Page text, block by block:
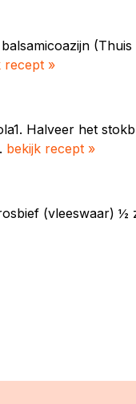
recept »
Halveer het
bekijk recept »
(vleeswaar) ½